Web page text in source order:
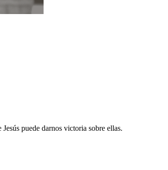
puede darnos victoria sobre ellas.